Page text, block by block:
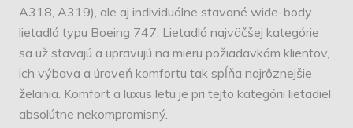
A318, A319), ale aj individuálne stavané wide-body
lietadlá typu Boeing 747. Lietadlá najväčšej kategórie
sa už stavajú a upravujú na mieru požiadavkám klientov,
ich výbava a úroveň komfortu tak spĺňa najrôznejšie
želania. Komfort a luxus letu je pri tejto kategórii lietadiel
absolútne nekompromisný.